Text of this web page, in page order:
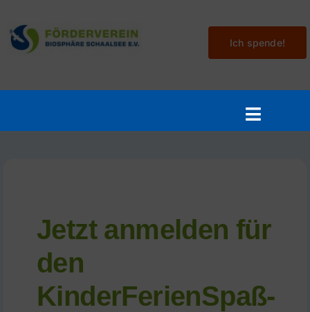
to
content
Ich spende!
Toggle
Veranstaltungen
Projekte
Jetzt anmelden für
den
KinderFerienSpaß-